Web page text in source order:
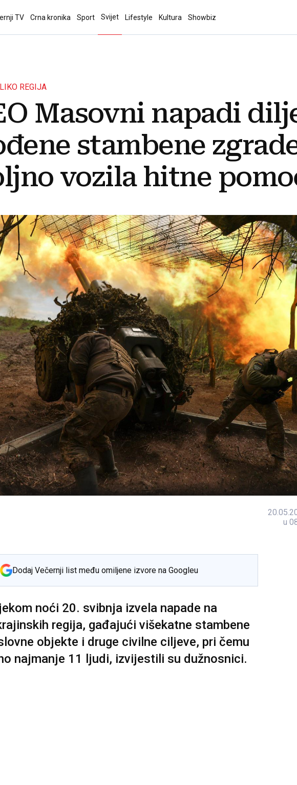
TV Crna kronika Sport Svijet Lifestyle Kultura Showbiz
REGIJA
Masovni napadi
stambene
vozila hitne
u
Dodaj Večernji list među omiljene izvore na Googleu
noći 20. svibnja izvela napade na
regija, gađajući višekatne stambene
objekte i druge civilne ciljeve, pri čemu
najmanje 11 ljudi, izvijestili su dužnosnici.